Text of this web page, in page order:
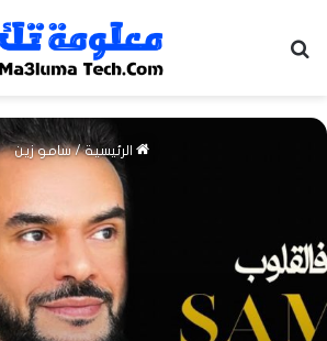
الرئيسية / سامو زين